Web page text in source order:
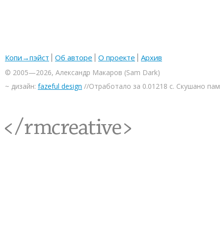
Копи→пэйст Об авторе О проекте Архив
© 2005—2026, Александр Макаров (Sam Dark)
~ дизайн: fazeful design //Отработало за 0.01218 с. Скушано
<rmcreative/>